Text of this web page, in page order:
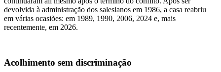
devolvida à administração dos salesianos em 1986, a casa reabriu
em várias ocasiões: em 1989, 1990, 2006, 2024 e, mais
recentemente, em 2026.
Acolhimento sem discriminação